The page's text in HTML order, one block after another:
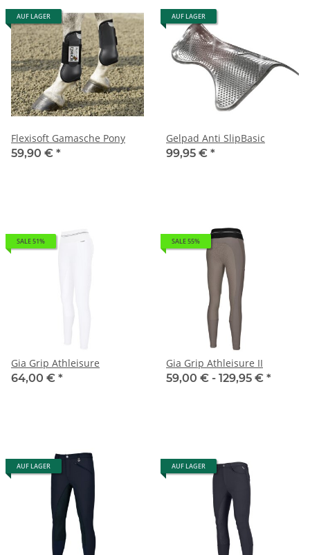
AUF LAGER
Flexisoft Gamasche Pony
59,90 € *
AUF LAGER
Gelpad Anti SlipBasic
99,95 € *
SALE 51%
Gia Grip Athleisure
64,00 € *
SALE 55%
Gia Grip Athleisure II
59,00 € - 129,95 € *
AUF LAGER AUF LAGER